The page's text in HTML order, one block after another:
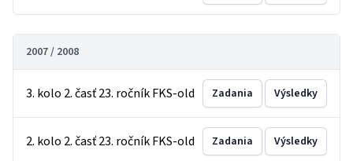
2007 / 2008
3. kolo 2. časť 23. ročník FKS-old Zadania Výsledky
2. kolo 2. časť 23. ročník FKS-old Zadania Výsledky